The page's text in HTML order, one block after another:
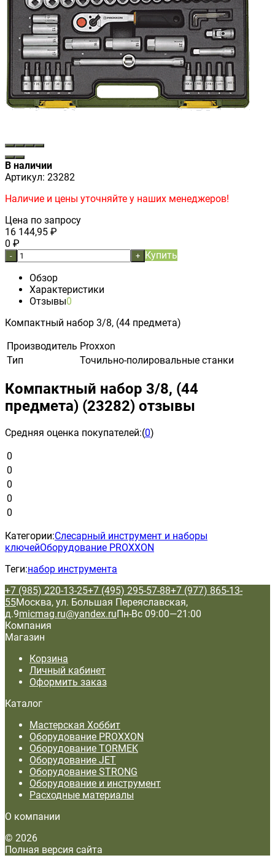
В наличии
Артикул: 23282
Наличие и цены уточняйте у наших менеджеров!
Цена по запросу
16 144,95 ₽
0 ₽
- + Купить
Обзор
Характеристики
Отзывы0
Компактный набор 3/8, (44 предмета)
Производитель Proxxon
Тип
Точильно-полировальные станки
Компактный набор 3/8, (44
предмета) (23282) отзывы
Средняя оценка покупателей:(0)
0
0
0
0
0
Категории:Слесарный инструмент и наборы
ключейОборудование PROXXON
Теги:набор инструмента
+7 (985) 220-13-25+7 (495) 295-57-88+7 (977) 865-13-
55Москва, ул. Большая Переяславская,
д.9micmag.ru@yandex.ruПн-Вс 09:00—21:00
Компания
Магазин
Корзина
Личный кабинет
Оформить заказ
Каталог
Мастерская Хоббит
Оборудование PROXXON
Оборудование TORMEK
Оборудование JET
Оборудование STRONG
Оборудование и инструмент
Расходные материалы
О компании
© 2026
Полная версия сайта